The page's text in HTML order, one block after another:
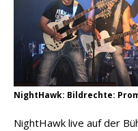
Vergleich
NightHawk: Bildrechte:
NightHawk live auf der